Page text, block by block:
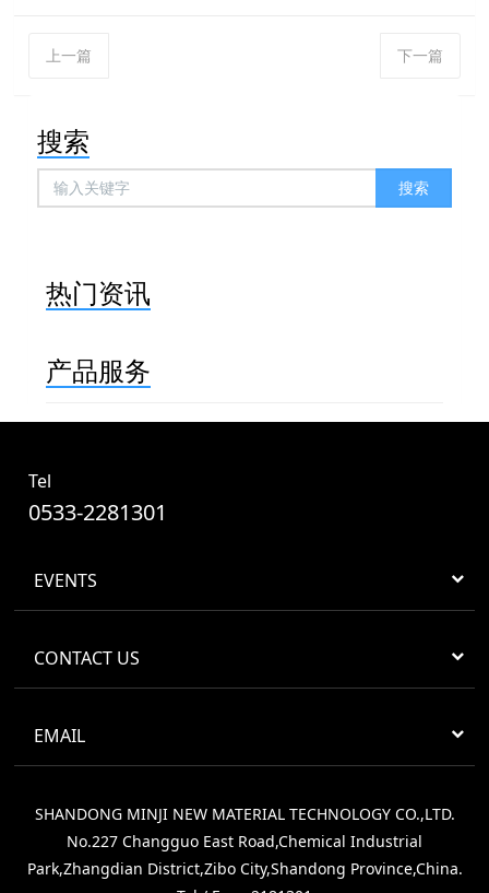
上一篇 下一篇
搜索
搜索
热门资讯
产品服务
Tel
0533-2281301
EVENTS
CONTACT US
EMAIL
SHANDONG MINJI NEW MATERIAL TECHNOLOGY CO.,LTD.
No.227 Changguo East Road,Chemical Industrial
Park,Zhangdian District,Zibo City,Shandong Province,China.